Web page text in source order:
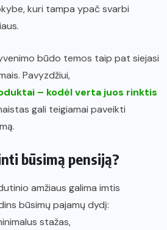
kuri tampa ypač svarbi
būdo temos taip pat siejasi
Pavyzdžiui,
– kodėl verta juos rinktis
gali teigiamai paveikti
būsimą pensiją?
amžiaus galima imtis
būsimų pajamų dydį:
stažas,